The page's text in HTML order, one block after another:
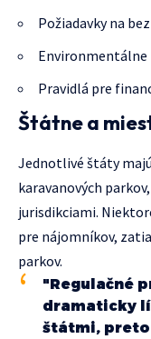
Požiadavky na
Environmentálne
Pravidlá pre
Štátne a
Jednotlivé štáty majú
karavanových
jurisdikciami.
pre nájomníkov,
parkov.
"Regulačné
dramaticky
štátmi,